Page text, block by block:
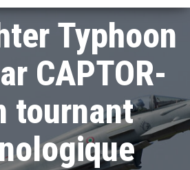
Typhoon
CAPTOR-
tournant